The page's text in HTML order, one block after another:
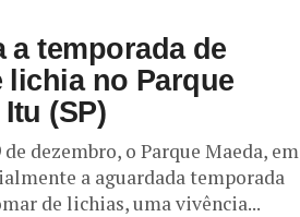
a temporada de
lichia no Parque
(SP)
dezembro, o Parque Maeda, em
a aguardada temporada
de lichias, uma vivência...